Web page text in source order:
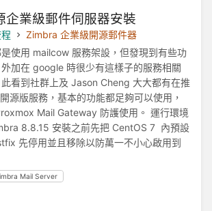
企業級郵件伺服器安裝
Zimbra 企業級開源郵件器
使用 mailcow 服務架設，但發現到有些功
加在 google 時很少有這樣子的服務相關
看到社群上及 Jason Cheng 大大都有在推
源版服務，基本的功能都足夠可以使用，
Mail Gateway 防護使用。 運行環境
8.8.15 安裝之前先把 CentOS 7 內預設
先停用並且移除以防萬一不小心啟用到
Mail Server